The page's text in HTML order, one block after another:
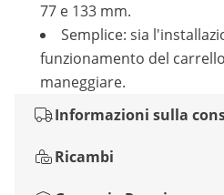
77 e 133 mm.
Semplice: sia
funzionamento del
maneggiare.
Informazioni sulla
Ricambi